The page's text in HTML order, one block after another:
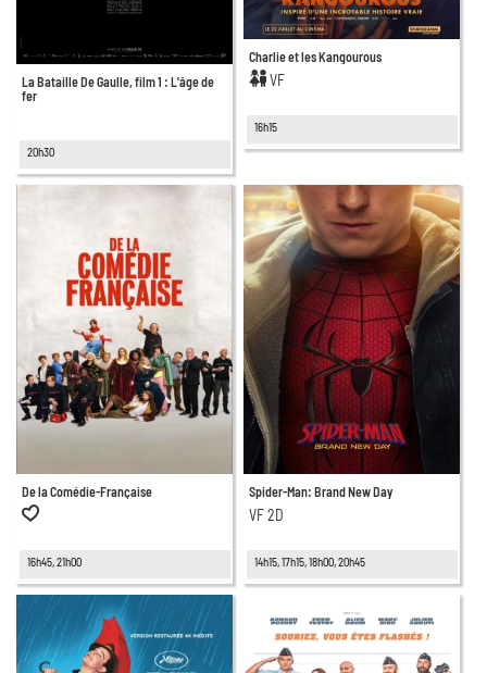
La Bataille De Gaulle, film 1 : L'âge de
fer
20h30
Charlie et les Kangourous
VF
16h15
De la Comédie-Française
16h45, 21h00
Spider-Man: Brand New Day
VF 2D
14h15, 17h15, 18h00, 20h45